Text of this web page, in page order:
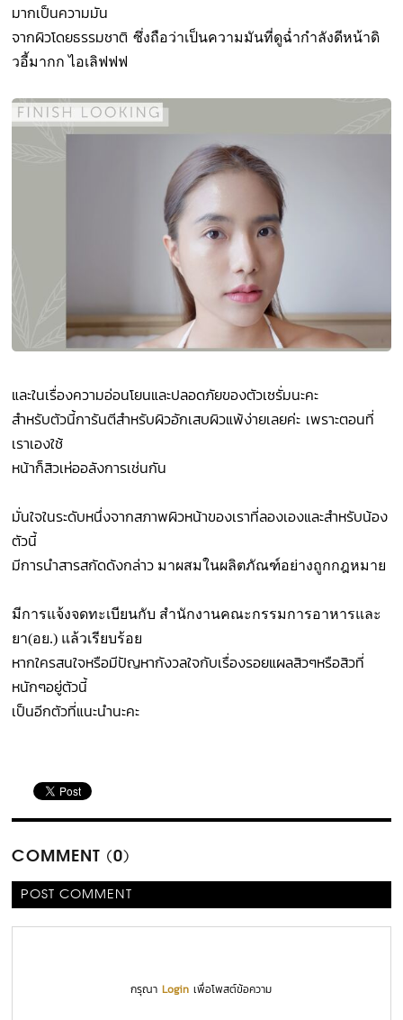
มากเป็นความมัน
จากผิวโดยธรรมชาติซึ่งถือว่าเป็นความมันที่ดูฉ่ำกำลังดีหน้าดิ
วอี้มากก ไอเลิฟฟฟ
และในเรื่องความอ่อนโยนและปลอดภัยของตัวเซรั่มนะคะ
สำหรับตัวนี้การันตีสำหรับผิวอักเสบผิวแพ้ง่ายเลยค่ะ เพราะตอนที่
เราเองใช้
หน้าก็สิวเห่ออลังการเช่นกัน
มั่นใจในระดับหนึ่งจากสภาพผิวหน้าของเราที่ลองเองและสำหรับน้อง
ตัวนี้
มีการนำสารสกัดดังกล่าว มาผสมในผลิตภัณฑ์อย่างถูกกฎหมาย
มีการแจ้งจดทะเบียนกับ สำนักงานคณะกรรมการอาหารและ
ยา(อย.) แล้วเรียบร้อย
หากใครสนใจหรือมีปัญหากังวลใจกับเรื่องรอยแผลสิวๆหรือสิวที่
หนักๆอยู่ตัวนี้
เป็นอีกตัวที่แนะนำนะคะ
COMMENT (0)
POST COMMENT
กรุณาLogin เพื่อโพสต์ข้อความ